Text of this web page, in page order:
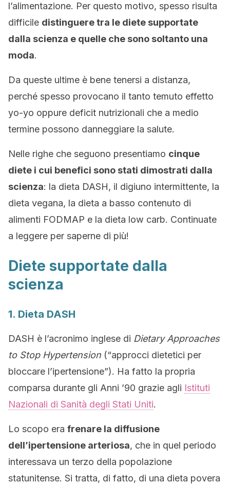
l’alimentazione. Per questo motivo, spesso risulta
difficile distinguere tra le diete supportate
dalla scienza e quelle che sono soltanto una
moda.
Da queste ultime è bene tenersi a distanza,
perché spesso provocano il tanto temuto effetto
yo-yo oppure deficit nutrizionali che a medio
termine possono danneggiare la salute.
Nelle righe che seguono presentiamo cinque
diete i cui benefici sono stati dimostrati dalla
scienza: la dieta DASH, il digiuno intermittente, la
dieta vegana, la dieta a basso contenuto di
alimenti FODMAP e la dieta low carb. Continuate
a leggere per saperne di più!
Diete supportate dalla
scienza
1. Dieta DASH
DASH è l’acronimo inglese di Dietary Approaches
to Stop Hypertension (“approcci dietetici per
bloccare l’ipertensione”). Ha fatto la propria
comparsa durante gli Anni ’90 grazie agli Istituti
Nazionali di Sanità degli Stati Uniti.
Lo scopo era frenare la diffusione
dell’ipertensione arteriosa, che in quel periodo
interessava un terzo della popolazione
statunitense. Si tratta, di fatto, di una dieta povera